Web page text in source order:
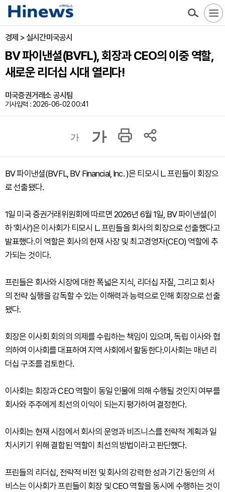
경제 > 실시간미국공시
BV 파이낸셜(BVFL), 회장과 CEO의 이중 역할,
새로운 리더십 시대 열리다!
미국증권거래소 공시팀
기사입력 : 2026-06-02 00:41
가 가
BV 파이낸셜(BVFL, BV Financial, Inc. )은 티모시 L. 프린들이 회장으
로 선출됐다.
1일 미국 증권거래위원회에 따르면 2026년 6월 1일, BV 파이낸셜(이
하 '회사')은 이사회가 티모시 L. 프린들을 회사의 회장으로 선출했다고
발표했다.이 역할은 회사의 현재 사장 및 최고경영자(CEO) 역할에 추
가되는 것이다.
프린들은 회사와 시장에 대한 폭넓은 지식, 리더십 자질, 그리고 회사
의 전략 실행을 감독할 수 있는 이해력과 능력으로 인해 회장으로 선출
됐다.
회장은 이사회 회의의 의제를 수립하는 책임이 있으며, 독립 이사와 협
의하여 이사회를 대표하여 지역 사회에서 활동한다.이사회는 매년 리
더십 구조를 검토한다.
이사회는 회장과 CEO 역할이 동일 인물에 의해 수행될 것인지 여부를
회사와 주주에게 최선의 이익이 되는지 평가하여 결정한다.
이사회는 현재 시점에서 회사의 운영과 비즈니스를 전략적 계획과 일
치시키기 위해 결합된 역할이 최선의 방법이라고 판단했다.
프린들의 리더십, 전략적 비전 및 회사의 강력한 성과 기간 동안의 서
비스는 이사회가 프린들이 회장 및 CEO 역할을 동시에 수행하는 것이